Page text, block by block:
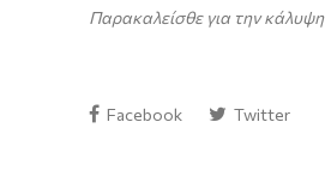
Παρακαλείσθε για την κάλυψη
Facebook Twitter